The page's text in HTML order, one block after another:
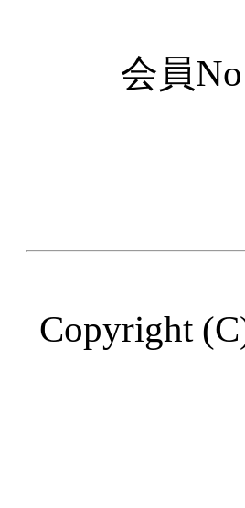
会員
Copyright